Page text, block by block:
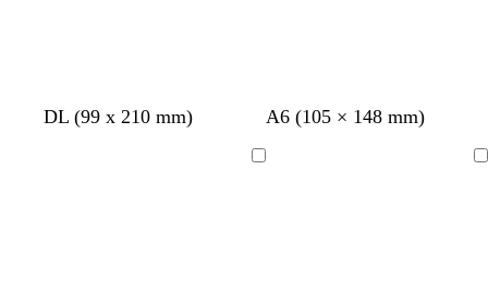
DL (99 x 210 mm)
m
r
f
u
m
r
A6 (105 × 148 mm)